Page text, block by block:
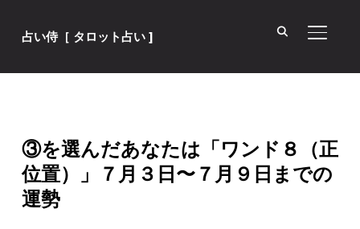
占い侍［ タロット占い ] サイド
③を選んだあなたは「ワンド８（正
位置）」７月３日〜７月９日までの
運勢